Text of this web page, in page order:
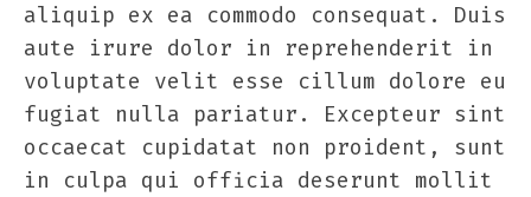
aliquip ex ea commodo consequat. Duis
aute irure dolor in reprehenderit in
voluptate velit esse cillum dolore eu
fugiat nulla pariatur. Excepteur sint
occaecat cupidatat non proident, sunt
in culpa qui officia deserunt mollit